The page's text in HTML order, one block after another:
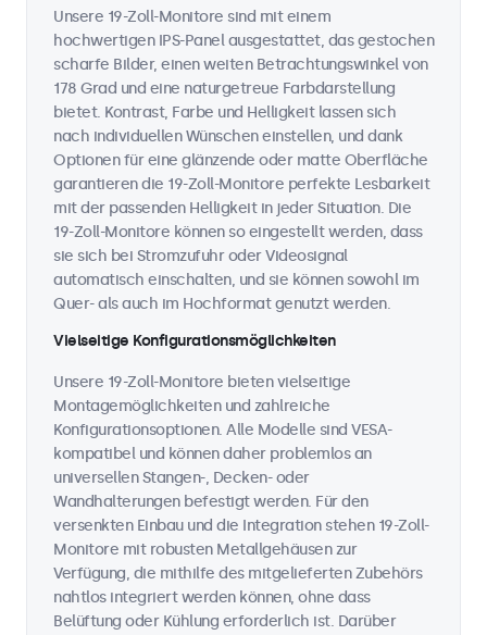
Unsere 19-Zoll-Monitore sind mit einem
hochwertigen IPS-Panel ausgestattet, das gestochen
scharfe Bilder, einen weiten Betrachtungswinkel von
178 Grad und eine naturgetreue Farbdarstellung
bietet. Kontrast, Farbe und Helligkeit lassen sich
nach individuellen Wünschen einstellen, und dank
Optionen für eine glänzende oder matte Oberfläche
garantieren die 19-Zoll-Monitore perfekte Lesbarkeit
mit der passenden Helligkeit in jeder Situation. Die
19-Zoll-Monitore können so eingestellt werden, dass
sie sich bei Stromzufuhr oder Videosignal
automatisch einschalten, und sie können sowohl im
Quer- als auch im Hochformat genutzt werden.
Vielseitige Konfigurationsmöglichkeiten
Unsere 19-Zoll-Monitore bieten vielseitige
Montagemöglichkeiten und zahlreiche
Konfigurationsoptionen. Alle Modelle sind VESA-
kompatibel und können daher problemlos an
universellen Stangen-, Decken- oder
Wandhalterungen befestigt werden. Für den
versenkten Einbau und die Integration stehen 19-Zoll-
Monitore mit robusten Metallgehäusen zur
Verfügung, die mithilfe des mitgelieferten Zubehörs
nahtlos integriert werden können, ohne dass
Belüftung oder Kühlung erforderlich ist. Darüber